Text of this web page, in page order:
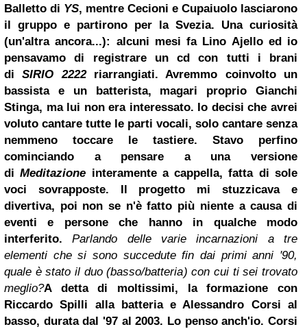
Balletto di YS, mentre Cecioni e Cupaiuolo lasciarono
il gruppo e partirono per la Svezia. Una curiosità
(un'altra ancora...): alcuni mesi fa Lino Ajello ed io
pensavamo di registrare un cd con tutti i brani
diSIRIO 2222riarrangiati. Avremmo coinvolto un
bassista e un batterista, magari proprio Gianchi
Stinga, ma lui non era interessato. Io decisi che avrei
voluto cantare tutte le parti vocali, solo cantare senza
nemmeno toccare le tastiere. Stavo perfino
cominciando a pensare a una versione
di Meditazione interamente a cappella, fatta di sole
voci sovrapposte. Il progetto mi stuzzicava e
divertiva, poi non se n'è fatto più niente a causa di
eventi e persone che hanno in qualche modo
interferito.Parlando delle varie incarnazioni a tre
elementi che si sono succedute fin dai primi anni '90,
quale è stato il duo (basso/batteria) con cui ti sei trovato
meglio?A detta di moltissimi, la formazione con
Riccardo Spilli alla batteria e Alessandro Corsi al
basso, durata dal '97 al 2003. Lo penso anch'io. Corsi